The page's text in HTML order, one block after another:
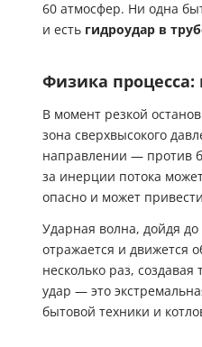
60 атмосфер. Ни одна
и есть гидроудар в
Физика процесса:
В момент резкой
зона сверхвысокого
направлении — против
за инерции потока
опасно и может
Ударная волна, дойдя
отражается и движется
несколько раз,
удар — это
бытовой техники и